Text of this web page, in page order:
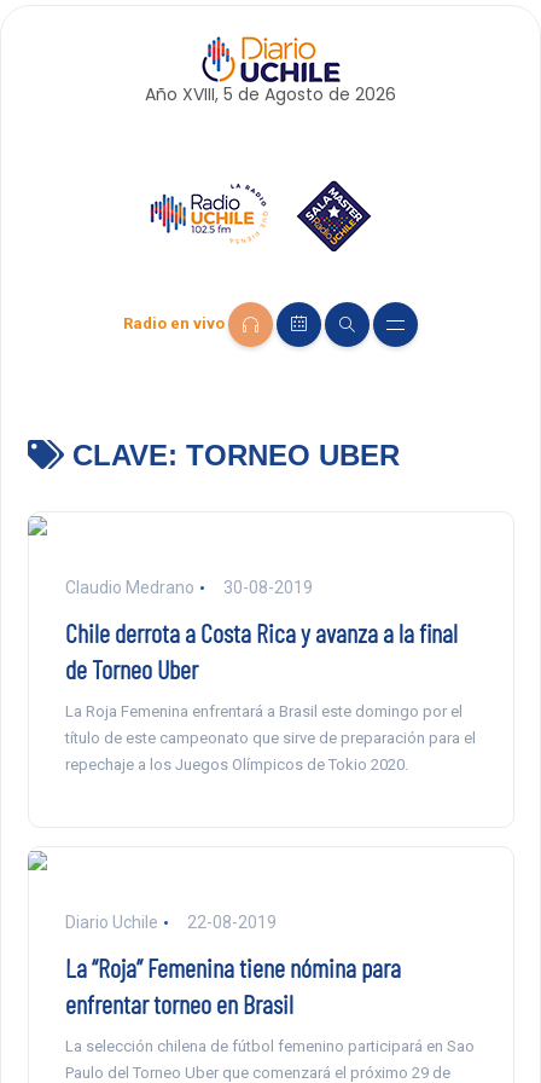
Año XVIII, 5 de Agosto de 2026
Radio en vivo
CLAVE: TORNEO UBER
Claudio Medrano 30-08-2019
Chile derrota a Costa Rica y avanza a la final
de Torneo Uber
La Roja Femenina enfrentará a Brasil este domingo por el
título de este campeonato que sirve de preparación para el
repechaje a los Juegos Olímpicos de Tokio 2020.
Diario Uchile 22-08-2019
La “Roja” Femenina tiene nómina para
enfrentar torneo en Brasil
La selección chilena de fútbol femenino participará en Sao
Paulo del Torneo Uber que comenzará el próximo 29 de